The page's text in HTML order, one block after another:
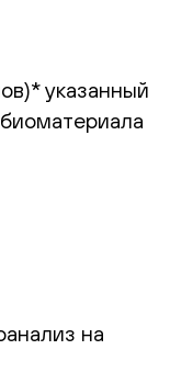
указанный
на